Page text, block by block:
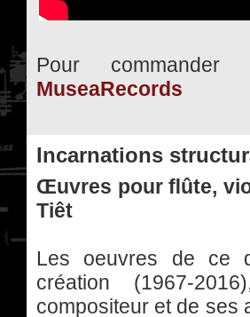
Pour
MuseaRecords
Incarnations
Œuvres pour ﬂûte,
Tiêt
Les oeuvres de ce
création (1967-
compositeur et de ses